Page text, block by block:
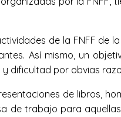
de la FNFF de
Así mismo, un
dificultad por obvias
de libros,
de trabajo para